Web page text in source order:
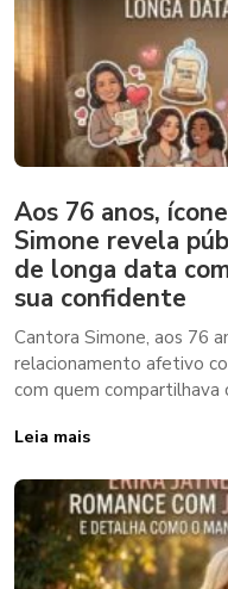
Aos 76 anos,
Simone revela
de longa data
sua confidente
Cantora Simone, aos 76
relacionamento afetivo
com quem compartilhava
Leia mais